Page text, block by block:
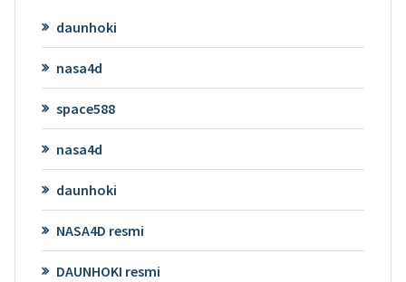
daunhoki
nasa4d
space588
nasa4d
daunhoki
NASA4D resmi
DAUNHOKI resmi